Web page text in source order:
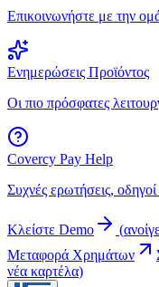
Επικοινωνήστε με την
Ενημερώσεις Προϊόντος
Οι πιο πρόσφατες
Covercy Pay Help
Συχνές ερωτήσεις,
Κλείστε Demo (
Μεταφορά Χρημάτων
νέα καρτέλα)